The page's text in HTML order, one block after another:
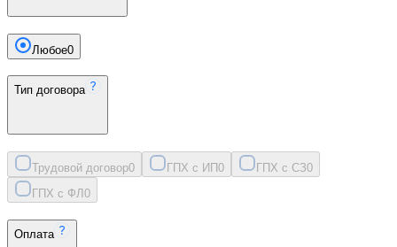
Любое0
Тип договора
Трудовой договор0 ГПХ с ИП0 ГПХ с СЗ0
ГПХ с ФЛ 0
Оплата